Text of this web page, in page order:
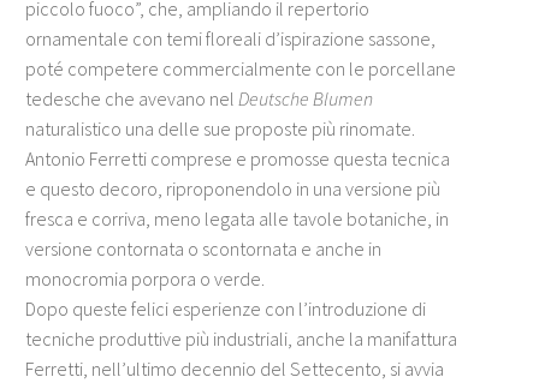
piccolo fuoco”, che, ampliando il repertorio
ornamentale con temi floreali d’ispirazione sassone,
poté competere commercialmente con le porcellane
tedesche che avevano nel Deutsche Blumen
naturalistico una delle sue proposte più rinomate.
Antonio Ferretti comprese e promosse questa tecnica
e questo decoro, riproponendolo in una versione più
fresca e corriva, meno legata alle tavole botaniche, in
versione contornata o scontornata e anche in
monocromia porpora o verde.
Dopo queste felici esperienze con l’introduzione di
tecniche produttive più industriali, anche la manifattura
Ferretti, nell’ultimo decennio del Settecento, si avvia